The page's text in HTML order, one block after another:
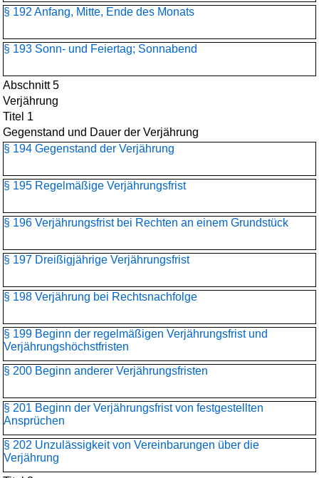
§ 192 Anfang, Mitte, Ende des Monats
§ 193 Sonn- und Feiertag; Sonnabend
Abschnitt 5
Verjährung
Titel 1
Gegenstand und Dauer der Verjährung
§ 194 Gegenstand der Verjährung
§ 195 Regelmäßige Verjährungsfrist
§ 196 Verjährungsfrist bei Rechten an einem Grundstück
§ 197 Dreißigjährige Verjährungsfrist
§ 198 Verjährung bei Rechtsnachfolge
§ 199 Beginn der regelmäßigen Verjährungsfrist und
Verjährungshöchstfristen
§ 200 Beginn anderer Verjährungsfristen
§ 201 Beginn der Verjährungsfrist von festgestellten
Ansprüchen
§ 202 Unzulässigkeit von Vereinbarungen über die
Verjährung